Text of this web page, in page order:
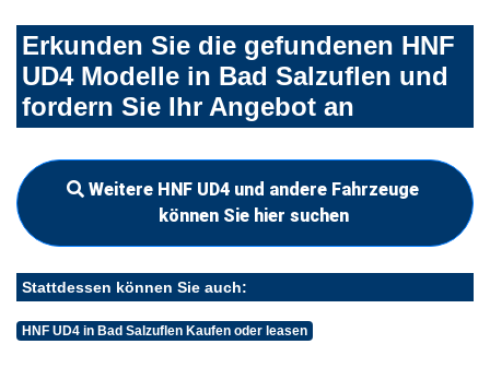
Erkunden Sie die gefundenen HNF
UD4 Modelle in Bad Salzuflen und
fordern Sie Ihr Angebot an
Weitere HNF UD4 und andere Fahrzeuge
können Sie hier suchen
Stattdessen können Sie auch:
HNF UD4 in Bad Salzuflen Kaufen oder leasen